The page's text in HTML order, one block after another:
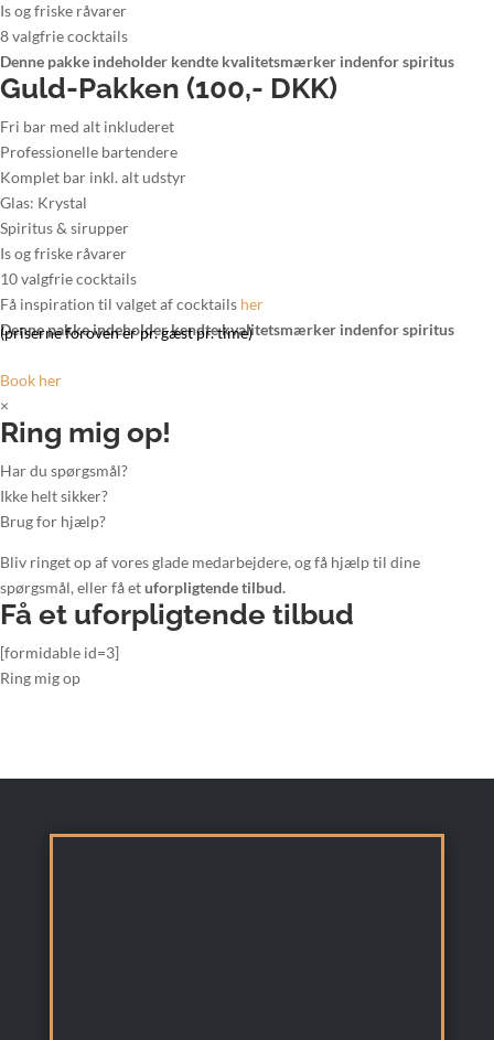
Is og friske råvarer
8 valgfrie cocktails
Denne pakke indeholder kendte kvalitetsmærker indenfor spiritus
Guld-Pakken (100,- DKK)
Fri bar med alt inkluderet
Professionelle bartendere
Komplet bar inkl. alt udstyr
Glas: Krystal
Spiritus & sirupper
Is og friske råvarer
10 valgfrie cocktails
Få inspiration til valget af cocktails her
Denne pakke indeholder kendte kvalitetsmærker indenfor spiritus
(priserne foroven er pr. gæst pr. time)
Book her
×
Ring mig op!
Har du spørgsmål?
Ikke helt sikker?
Brug for hjælp?
Bliv ringet op af vores glade medarbejdere, og få hjælp til dine
spørgsmål, eller få etuforpligtende tilbud.
Få et uforpligtende tilbud
[formidable id=3]
Ring mig op